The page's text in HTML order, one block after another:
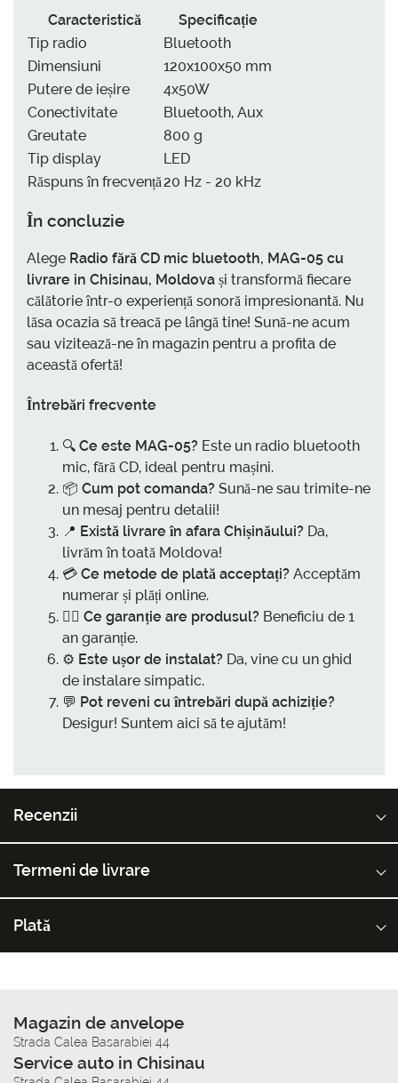
Caracteristică
Specificație
Tip radio
Bluetooth
Dimensiuni
120x100x50 mm
Putere de ieșire
4x50W
Conectivitate
Bluetooth, Aux
Greutate
800 g
Tip display
LED
Răspuns în frecvență20 Hz - 20 kHz
În concluzie
Alege Radio fără CD mic bluetooth, MAG-05 cu
livrare in Chisinau, Moldova și transformă fiecare
călătorie într-o experiență sonoră impresionantă. Nu
lăsa ocazia să treacă pe lângă tine! Sună-ne acum
sau vizitează-ne în magazin pentru a profita de
această ofertă!
Întrebări frecvente
🔍 Ce este MAG-05? Este un radio bluetooth
mic, fără CD, ideal pentru mașini.
📦 Cum pot comanda? Sună-ne sau trimite-ne
un mesaj pentru detalii!
📍 Există livrare în afara Chișinăului? Da,
livrăm în toată Moldova!
💳 Ce metode de plată acceptați? Acceptăm
numerar și plăți online.
🙋‍♂️ Ce garanție are produsul? Beneficiu de 1
an garanție.
⚙️ Este ușor de instalat? Da, vine cu un ghid
de instalare simpatic.
💬 Pot reveni cu întrebări după achiziție?
Desigur! Suntem aici să te ajutăm!
Recenzii
Termeni de livrare
Plată
Magazin de anvelope
Strada Calea Basarabiei 44
Service auto in Chisinau